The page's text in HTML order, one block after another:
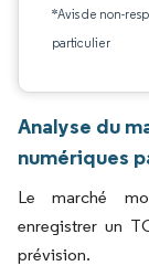
*Avis de non-
particulier
Analyse du
numériques
Le marché
enregistrer un
prévision.